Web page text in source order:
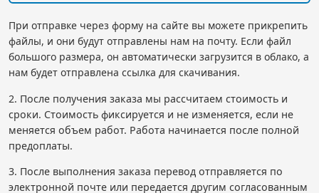
При отправке через форму на сайте вы можете прикрепить
файлы, и они будут отправлены нам на почту. Если файл
большого размера, он автоматически загрузится в облако, а
нам будет отправлена ссылка для скачивания.
2. После получения заказа мы рассчитаем стоимость и
сроки. Стоимость фиксируется и не изменяется, если не
меняется объем работ. Работа начинается после полной
предоплаты.
3. После выполнения заказа перевод отправляется по
электронной почте или передается другим согласованным